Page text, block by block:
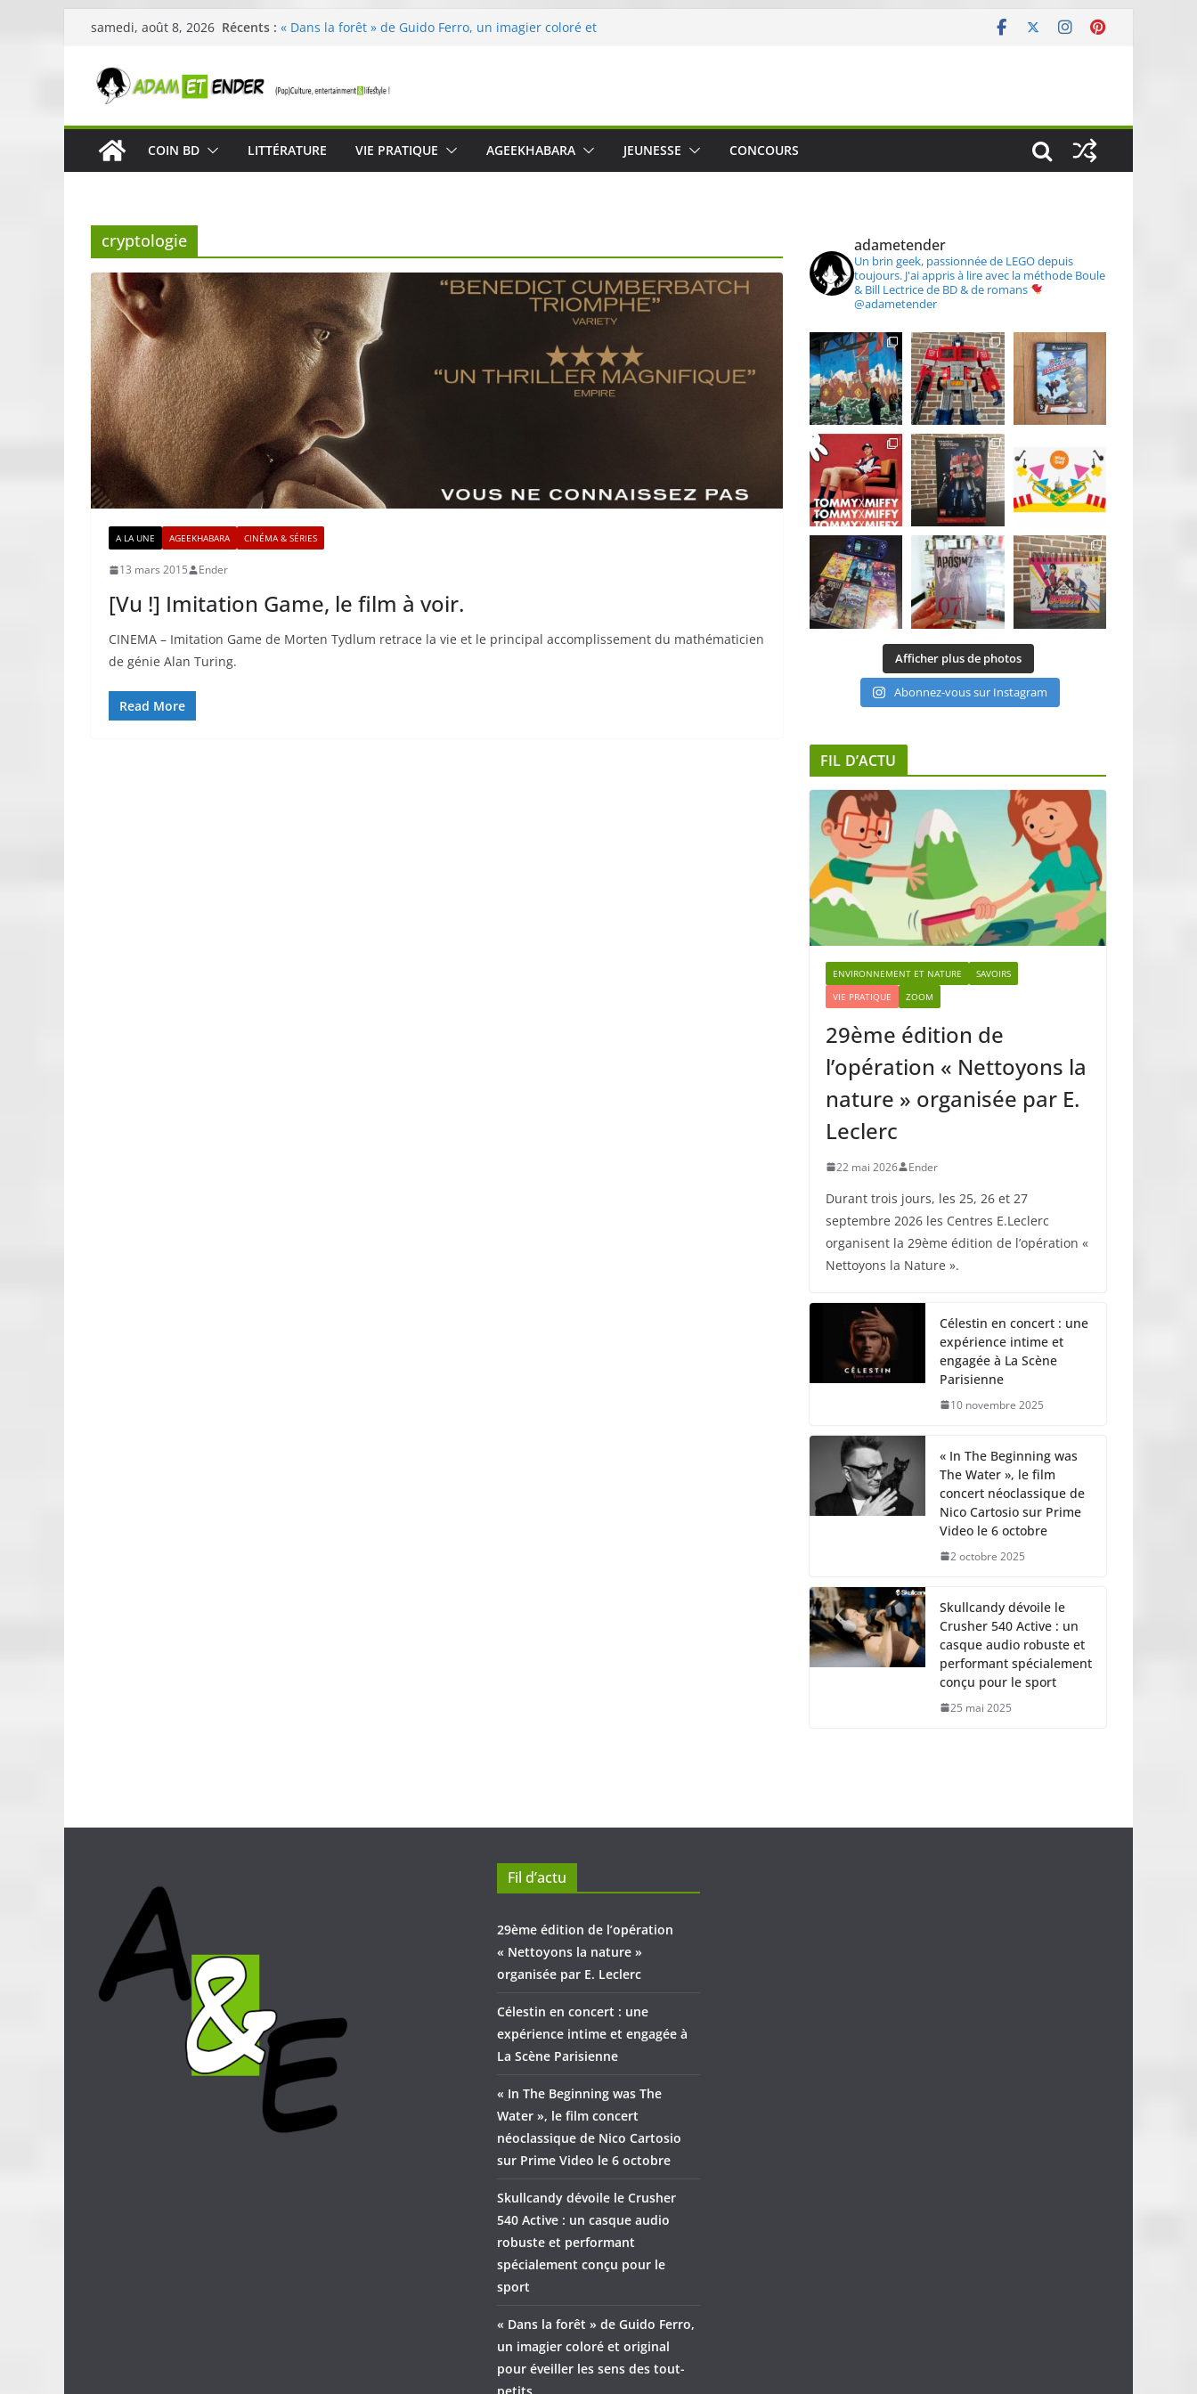
Passer
contenu
samedi, août 8, 2026 Récents : « Dans la forêt » de Guido Ferro, un imagier coloré et
Célestin en concert : une expérience intime et engagée à
« In The Beginning was The Water », le film concert
néoclassique de Nico Cartosio sur Prime Video le 6 octobre
Skullcandy dévoile le Crusher 540 Active : un casque audio
COIN BD LITTÉRATURE VIE PRATIQUE AGEEKHABARA JEUNESSE CONCOURS
cryptologie
A LA UNE AGEEKHABARA CINÉMA & SÉRIES
13 mars 2015 Ender
[Vu !] Imitation Game, le film à voir.
CINEMA – Imitation Game de Morten Tydlum retrace la vie et le principal accomplissement du mathématicien
de génie Alan Turing.
Read More
adametender
Un brin geek, passionnée de LEGO depuis
toujours. J'ai appris à lire avec la méthode Boule
& Bill Lectrice de BD & de romans
@adametender
Afficher plus de photos
Abonnez-vous sur Instagram
FIL D’ACTU
ENVIRONNEMENT ET NATURE
SAVOIRS
VIE PRATIQUE
ZOOM
29ème édition de
l’opération « Nettoyons la
nature » organisée par E.
Leclerc
22 mai 2026 Ender
Durant trois jours, les 25, 26 et 27
septembre 2026 les Centres E.Leclerc
organisent la 29ème édition de l’opération «
Nettoyons la Nature ».
Célestin en concert : une
expérience intime et
engagée à La Scène
Parisienne
10 novembre 2025
« In The Beginning was
The Water », le film
concert néoclassique de
Nico Cartosio sur Prime
Video le 6 octobre
2 octobre 2025
Skullcandy dévoile le
Crusher 540 Active : un
casque audio robuste et
performant spécialement
conçu pour le sport
25 mai 2025
Fil d’actu
29ème édition de l’opération
« Nettoyons la nature »
organisée par E. Leclerc
Célestin en concert : une
expérience intime et engagée à
La Scène Parisienne
« In The Beginning was The
Water », le film concert
néoclassique de Nico Cartosio
sur Prime Video le 6 octobre
Skullcandy dévoile le Crusher
540 Active : un casque audio
robuste et performant
spécialement conçu pour le
sport
« Dans la forêt » de Guido Ferro,
un imagier coloré et original
pour éveiller les sens des tout-